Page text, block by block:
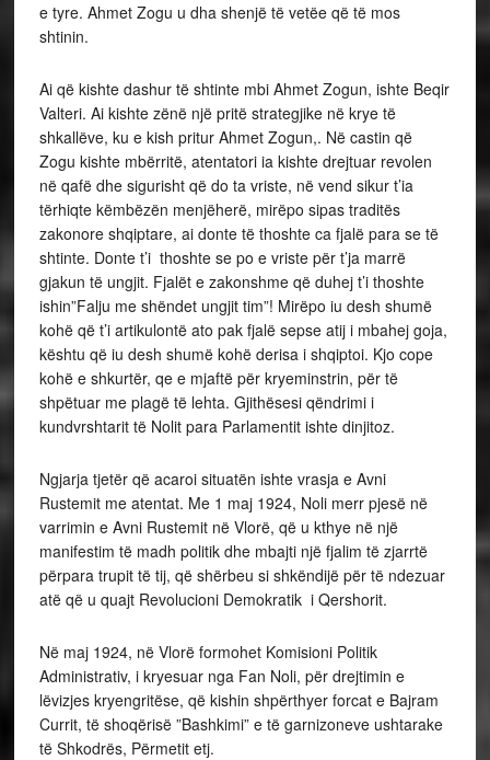
e tyre. Ahmet Zogu u dha shenjë të vetëe që të mos
shtinin.
Ai që kishte dashur të shtinte mbi Ahmet Zogun, ishte Beqir
Valteri. Ai kishte zënë një pritë strategjike në krye të
shkallëve, ku e kish pritur Ahmet Zogun,. Në castin që
Zogu kishte mbërritë, atentatori ia kishte drejtuar revolen
në qafë dhe sigurisht që do ta vriste, në vend sikur t’ia
tërhiqte këmbëzën menjëherë, mirëpo sipas traditës
zakonore shqiptare, ai donte të thoshte ca fjalë para se të
shtinte. Donte t’i thoshte se po e vriste për t’ja marrë
gjakun të ungjit. Fjalët e zakonshme që duhej t’i thoshte
ishin”Falju me shëndet ungjit tim”! Mirëpo iu desh shumë
kohë që t’i artikulontë ato pak fjalë sepse atij i mbahej goja,
kështu që iu desh shumë kohë derisa i shqiptoi. Kjo cope
kohë e shkurtër, qe e mjaftë për kryeminstrin, për të
shpëtuar me plagë të lehta. Gjithësesi qëndrimi i
kundvrshtarit të Nolit para Parlamentit ishte dinjitoz.
Ngjarja tjetër që acaroi situatën ishte vrasja e Avni
Rustemit me atentat. Me 1 maj 1924, Noli merr pjesë në
varrimin e Avni Rustemit në Vlorë, që u kthye në një
manifestim të madh politik dhe mbajti një fjalim të zjarrtë
përpara trupit të tij, që shërbeu si shkëndijë për të ndezuar
atë që u quajt Revolucioni Demokratik i Qershorit.
Në maj 1924, në Vlorë formohet Komisioni Politik
Administrativ, i kryesuar nga Fan Noli, për drejtimin e
lëvizjes kryengritëse, që kishin shpërthyer forcat e Bajram
Currit, të shoqërisë ”Bashkimi” e të garnizoneve ushtarake
të Shkodrës, Përmetit etj.